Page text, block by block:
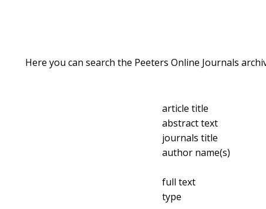
Here you can search the Peeters Online Journals
article title
abstract text
journals title
author name(s)
full text
type